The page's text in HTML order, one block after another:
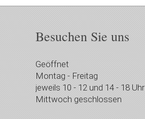
Besuchen Sie uns
Geöffnet
Montag - Freitag
jeweils 10 - 12 und 14 - 18 Uhr
Mittwoch geschlossen